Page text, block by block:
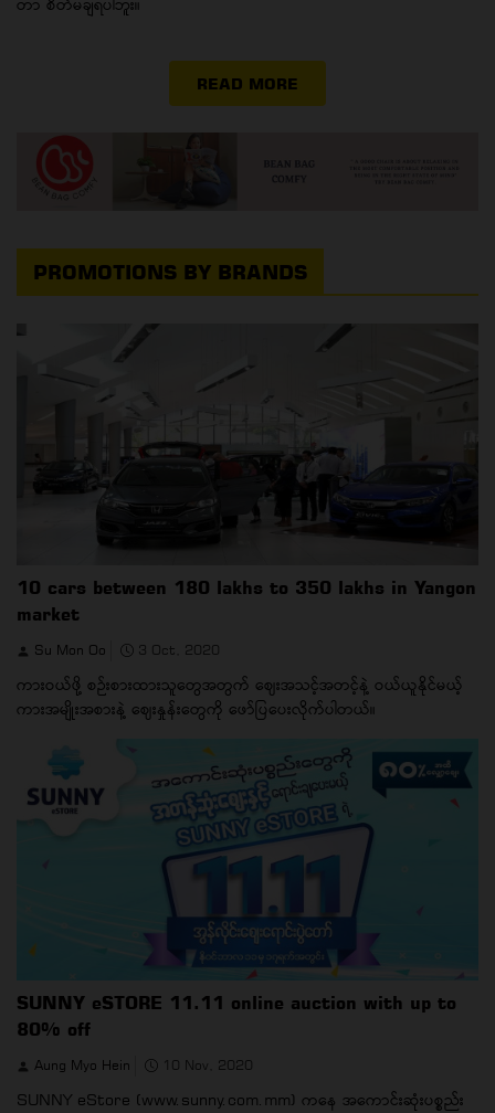
READ MORE
PROMOTIONS BY BRANDS
10 cars between 180 lakhs to 350 lakhs in Yangon
market
Su Mon Oo 3 Oct, 2020
ကားဝယ်ဖို့ စဉ်းစားထားသူတွေအတွက် ဈေးအသင့်အတင့်နဲ့ ဝယ်ယူနိုင်မယ့်
ကားအမျိုးအစားနဲ့ ဈေးနှုန်းတွေကို ဖော်ပြပေးလိုက်ပါတယ်။
SUNNY eSTORE 11.11 online auction with up to
80% off
Aung Myo Hein 10 Nov, 2020
SUNNY eStore (www.sunny.com.mm) ကနေ အကောင်းဆုံးပစ္စည်း